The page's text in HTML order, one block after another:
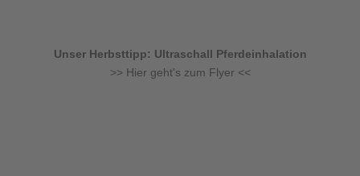
Unser Herbsttipp: Ultraschall Pferdeinhalation
>> Hier geht's zum Flyer <<